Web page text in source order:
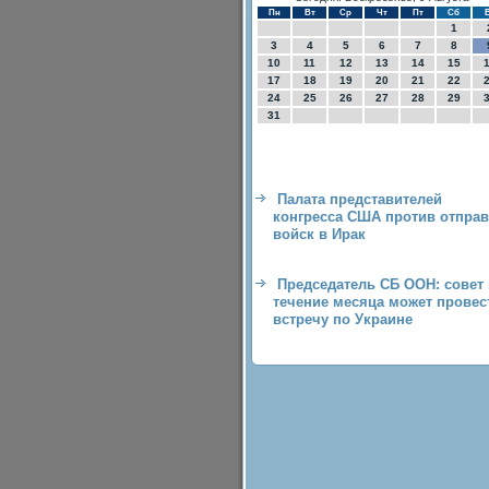
Пн Вт Ср Чт Пт Сб
1
3
4 5 6 7 8
10
11 12 13 14 15
17
18 19 20 21 22
24
25 26 27 28 29
31
Палата представителей
конгресса США против
войск в Ирак
Председатель СБ ООН: совет
течение месяца может
встречу по Украине